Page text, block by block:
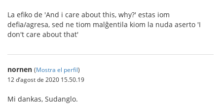
La efiko de 'And i care about this, why?' estas iom
defia/agresa, sed ne tiom malĝentila kiom la nuda aserto 'I
don't care about that'
nornen (Mostra el perfil)
12 d’agost de 2020 15.50.19
Mi dankas, Sudanglo.